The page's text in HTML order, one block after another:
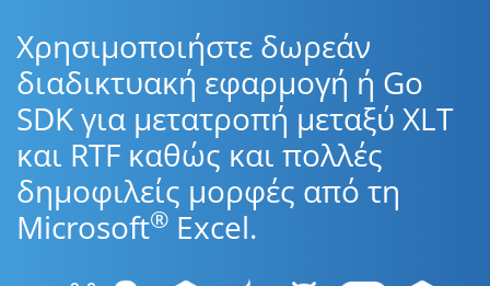
Χρησιμοποιήστε δωρεάν
διαδικτυακή εφαρμογή ή Go
SDK για μετατροπή μεταξύ XLT
και RTF καθώς και πολλές
δημοφιλείς μορφές από τη
Microsoft® Excel.